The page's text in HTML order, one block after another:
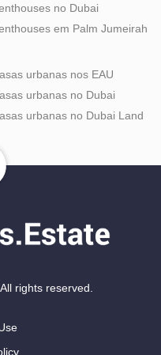
no Dubai
em Palm Jumeirah
urbanas nos EAU
urbanas no Dubai
urbanas no Dubai Land
rights reserved.